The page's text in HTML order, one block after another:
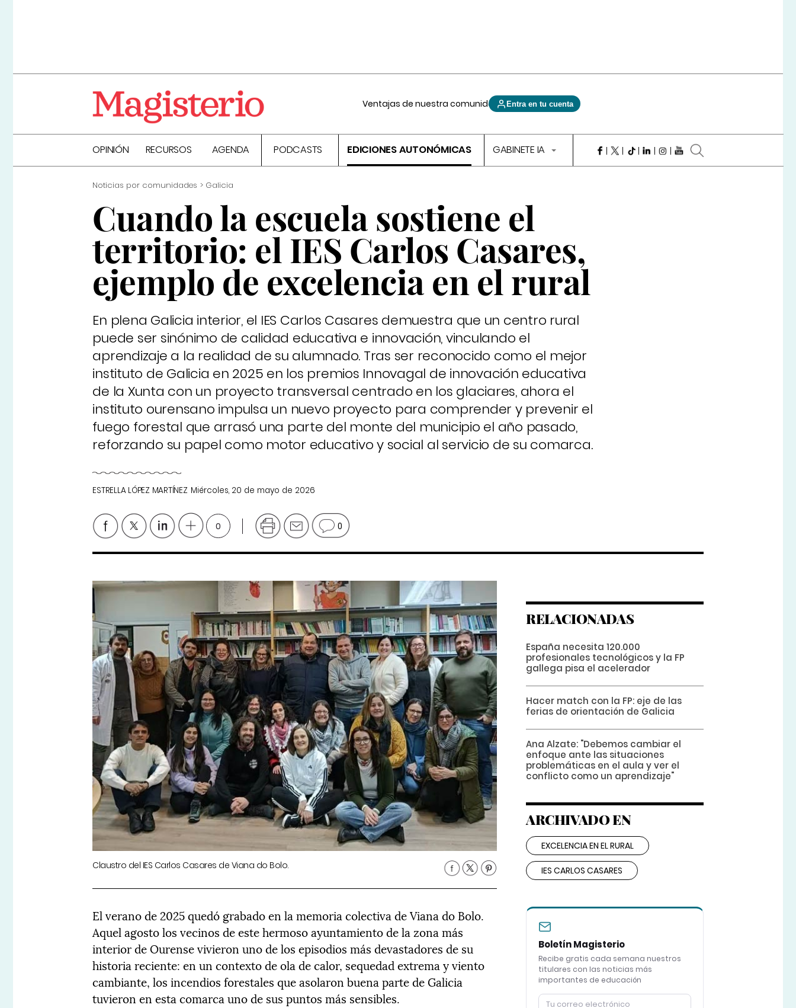
Ventajas de nuestra comunidad Entra en tu cuenta
OPINIÓN RECURSOS AGENDA PODCASTS EDICIONES AUTONÓMICAS GABINETE IA
Noticias por comunidades Galicia
Cuando la escuela sostiene el
territorio: el IES Carlos Casares,
ejemplo de excelencia en el rural
En plena Galicia interior, el IES Carlos Casares demuestra que un centro rural
puede ser sinónimo de calidad educativa e innovación, vinculando el
aprendizaje a la realidad de su alumnado. Tras ser reconocido como el mejor
instituto de Galicia en 2025 en los premios Innovagal de innovación educativa
de la Xunta con un proyecto transversal centrado en los glaciares, ahora el
instituto ourensano impulsa un nuevo proyecto para comprender y prevenir el
fuego forestal que arrasó una parte del monte del municipio el año pasado,
reforzando su papel como motor educativo y social al servicio de su comarca.
ESTRELLA LÓPEZ MARTÍNEZ Miércoles, 20 de mayo de 2026
0 0
Claustro del IES Carlos Casares de Viana do Bolo.
El verano de 2025 quedó grabado en la memoria colectiva de Viana do Bolo.
Aquel agosto los vecinos de este hermoso ayuntamiento de la zona más
interior de Ourense vivieron uno de los episodios más devastadores de su
historia reciente: en un contexto de ola de calor, sequedad extrema y viento
cambiante, los incendios forestales que asolaron buena parte de Galicia
tuvieron en esta comarca uno de sus puntos más sensibles.
RELACIONADAS
España necesita 120.000
profesionales tecnológicos y la FP
gallega pisa el acelerador
Hacer match con la FP: eje de las
ferias de orientación de Galicia
Ana Alzate: "Debemos cambiar el
enfoque ante las situaciones
problemáticas en el aula y ver el
conflicto como un aprendizaje"
ARCHIVADO EN
EXCELENCIA EN EL RURAL
IES CARLOS CASARES
Boletín Magisterio
Recibe gratis cada semana nuestros
titulares con las noticias más
importantes de educación